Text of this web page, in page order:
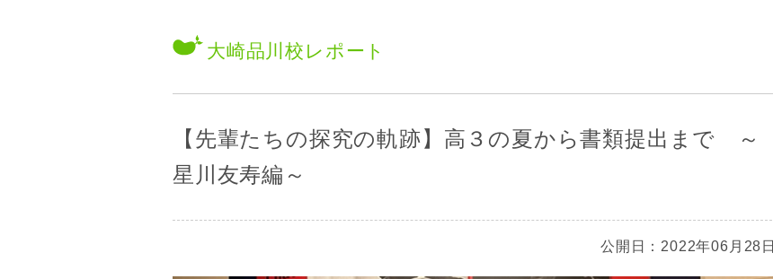
大崎品川校 レポート
【先輩たちの探究の軌跡】高３の夏から書類提出まで ～
星川友寿編～
公開日：2022年06月28日